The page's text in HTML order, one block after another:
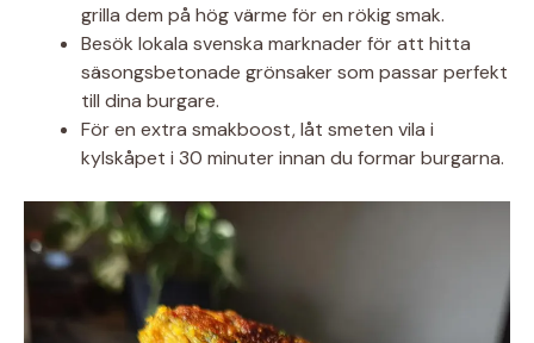
grilla dem på hög värme för en rökig smak.
Besök lokala svenska marknader för att hitta
säsongsbetonade grönsaker som passar perfekt
till dina burgare.
För en extra smakboost, låt smeten vila i
kylskåpet i 30 minuter innan du formar burgarna.